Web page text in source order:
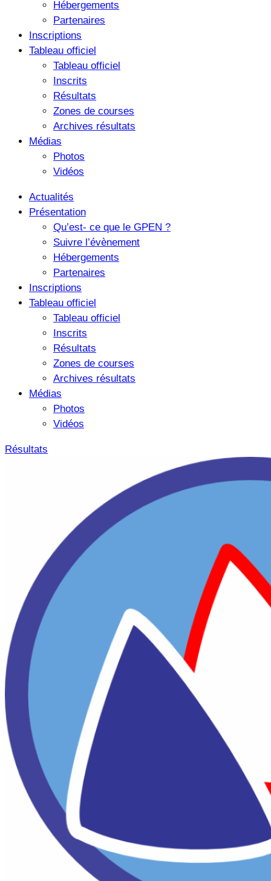
Hébergements
Partenaires
Inscriptions
Tableau officiel
Tableau officiel
Inscrits
Résultats
Zones de courses
Archives résultats
Médias
Photos
Vidéos
Actualités
Présentation
Qu’est- ce que le GPEN ?
Suivre l’évènement
Hébergements
Partenaires
Inscriptions
Tableau officiel
Tableau officiel
Inscrits
Résultats
Zones de courses
Archives résultats
Médias
Photos
Vidéos
Résultats